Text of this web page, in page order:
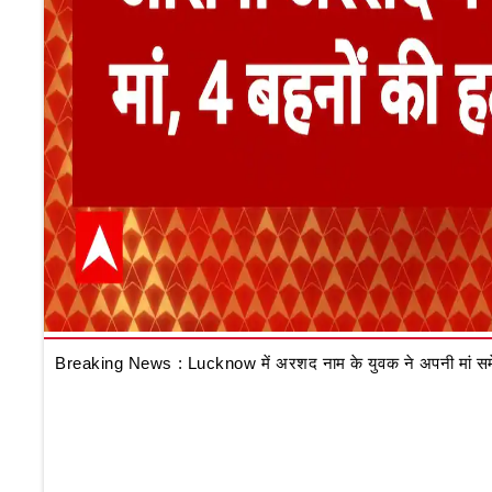
Breaking News : Lucknow में अरशद नाम के युवक ने अपनी मां